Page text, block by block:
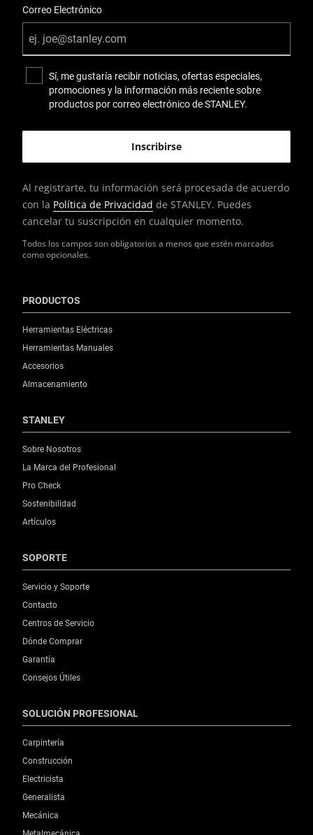
Todos los campos son obligatorios a menos que estén marcados
como opcionales.
Correo Electrónico
Sí, me gustaría recibir noticias, ofertas especiales,
promociones y la información más reciente sobre
productos por correo electrónico de STANLEY.
Al registrarte, tu información será procesada de acuerdo
con la Política de Privacidad de STANLEY. Puedes
cancelar tu suscripción en cualquier momento.
PRODUCTOS
Herramientas Eléctricas
Herramientas Manuales
Accesorios
Almacenamiento
STANLEY
Sobre Nosotros
La Marca del Profesional
Pro Check
Sostenibilidad
Artículos
SOPORTE
Servicio y Soporte
Contacto
Centros de Servicio
Dónde Comprar
Garantía
Consejos Útiles
SOLUCIÓN PROFESIONAL
Carpintería
Construcción
Electricista
Generalista
Mecánica